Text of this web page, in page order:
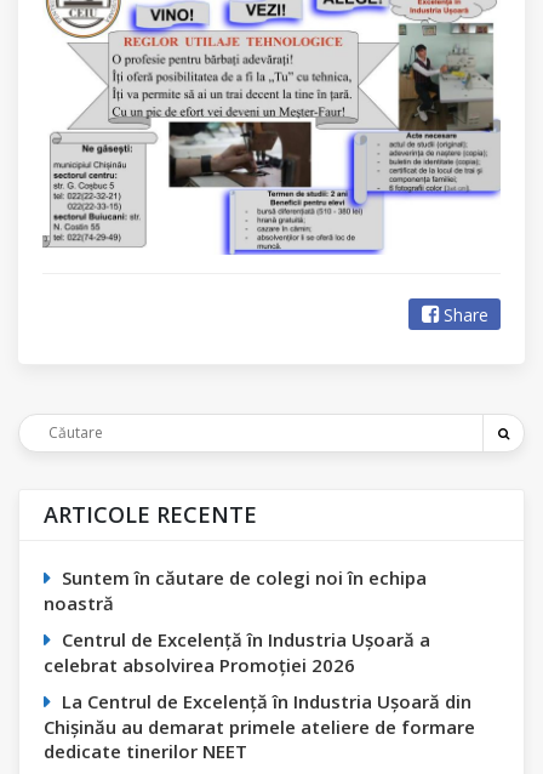
Share
ARTICOLE RECENTE
Suntem în căutare de colegi noi în echipa
noastră
Centrul de Excelență în Industria Ușoară a
celebrat absolvirea Promoției 2026
La Centrul de Excelență în Industria Ușoară din
Chișinău au demarat primele ateliere de formare
dedicate tinerilor NEET